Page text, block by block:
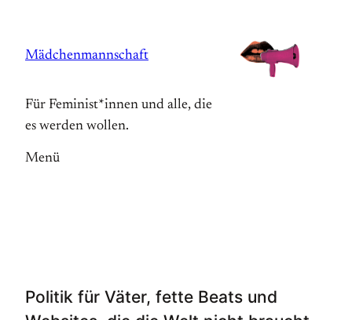
springen
Mädchenmannschaft
Für Feminist*innen und alle, die
es werden wollen.
Menü
Politik für Väter, fette Beats und